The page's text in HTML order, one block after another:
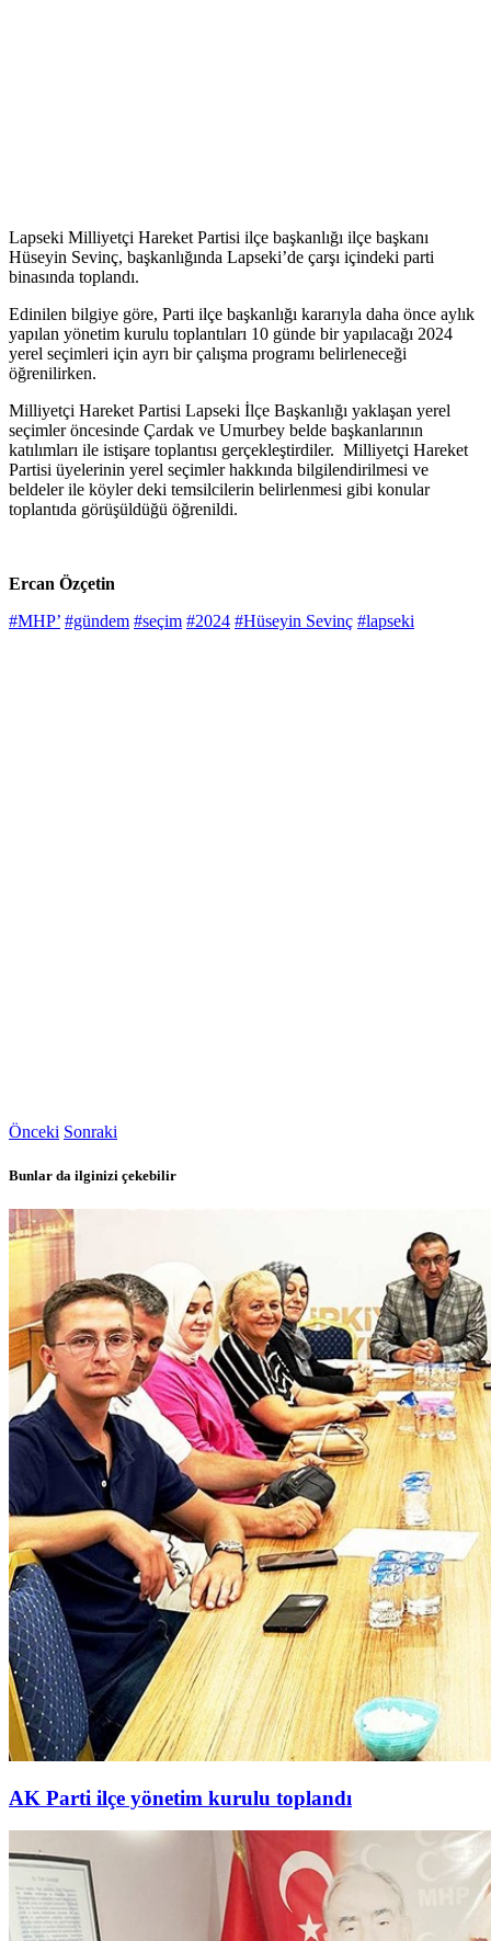
Lapseki Milliyetçi Hareket Partisi ilçe başkanlığı ilçe başkanı
Hüseyin Sevinç, başkanlığında Lapseki’de çarşı içindeki parti
binasında toplandı.
Edinilen bilgiye göre, Parti ilçe başkanlığı kararıyla daha önce aylık
yapılan yönetim kurulu toplantıları 10 günde bir yapılacağı 2024
yerel seçimleri için ayrı bir çalışma programı belirleneceği
öğrenilirken.
Milliyetçi Hareket Partisi Lapseki İlçe Başkanlığı yaklaşan yerel
seçimler öncesinde Çardak ve Umurbey belde başkanlarının
katılımları ile istişare toplantısı gerçekleştirdiler. Milliyetçi Hareket
Partisi üyelerinin yerel seçimler hakkında bilgilendirilmesi ve
beldeler ile köyler deki temsilcilerin belirlenmesi gibi konular
toplantıda görüşüldüğü öğrenildi.
Ercan Özçetin
#MHP’ #gündem #seçim #2024 #Hüseyin Sevinç #lapseki
Önceki Sonraki
Bunlar da ilginizi çekebilir
AK Parti ilçe yönetim kurulu toplandı